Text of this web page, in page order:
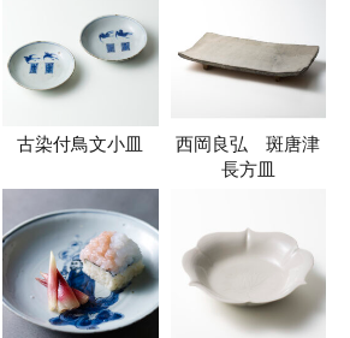
古染付鳥文小皿
西岡良弘 斑唐津
長方皿